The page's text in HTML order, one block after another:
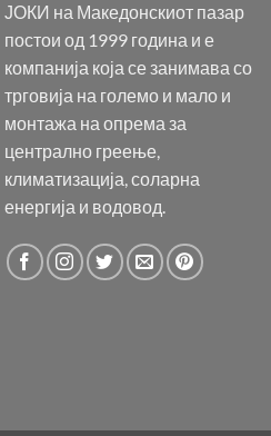
ЈОКИ на Македонскиот пазар
постои од 1999 година и е
компанија која се занимава со
трговија на големо и мало и
монтажа на опрема за
централно греење,
климатизација, соларна
енергија и водовод.